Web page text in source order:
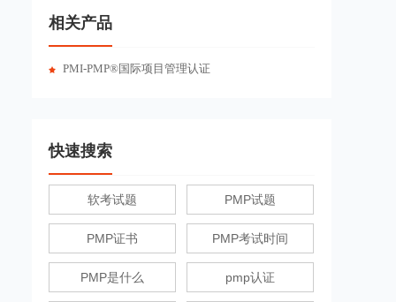
相关产品
PMI-PMP®国际项目管理认证
快速搜索
软考试题 PMP试题
PMP证书 PMP考试时间
PMP是什么 pmp认证